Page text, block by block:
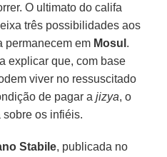
O ultimato do califa
três possibilidades aos
permanecem em Mosul .
explicar que, com base
viver no ressuscitado
de pagar ajizya, o
os infiéis.
Stabile, publicada no